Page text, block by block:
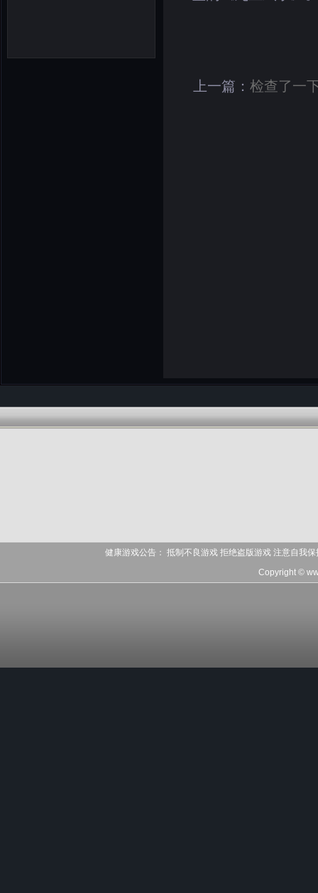
上一篇：检查了一
健康游戏公告： 抵制不良游戏 拒绝盗版游戏 注意自我
Copyright ©